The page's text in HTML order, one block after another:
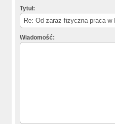
Tytuł:
Wiadomość: